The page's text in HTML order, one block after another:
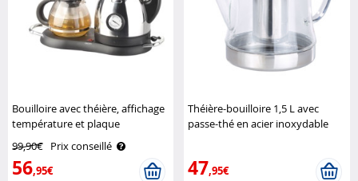
Bouilloire avec théière, affichage
température et plaque
chauffante Rosenstein & Söhne
99,90€ Prix conseillé
56,95€
Théière-bouilloire 1,5 L avec
passe-thé en acier inoxydable
47,95€